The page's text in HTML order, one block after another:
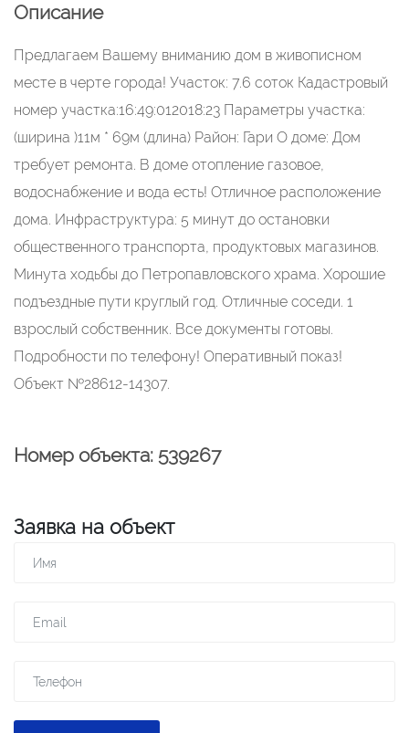
Описание
Предлагаем Вашему вниманию дом в живописном
месте в черте города! Участок: 7.6 соток Кадастровый
номер участка:16:49:012018:23 Параметры участка:
(ширина )11м * 69м (длина) Район: Гари О доме: Дом
требует ремонта. В доме отопление газовое,
водоснабжение и вода есть! Отличное расположение
дома. Инфраструктура: 5 минут до остановки
общественного транспорта, продуктовых магазинов.
Минута ходьбы до Петропавловского храма. Хорошие
подъездные пути круглый год. Отличные соседи. 1
взрослый собственник. Все документы готовы.
Подробности по телефону! Оперативный показ!
Объект №28612-14307.
Номер объекта: 539267
Заявка на объект